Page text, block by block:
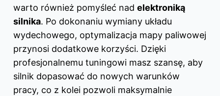
warto również pomyśleć nad elektroniką
silnika. Po dokonaniu wymiany układu
wydechowego, optymalizacja mapy paliwowej
przynosi dodatkowe korzyści. Dzięki
profesjonalnemu tuningowi masz szansę, aby
silnik dopasować do nowych warunków
pracy, co z kolei pozwoli maksymalnie